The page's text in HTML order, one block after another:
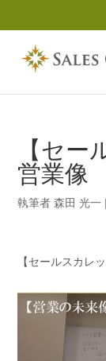
【セ
営業像
執筆者森田 光一 |
【セールスカレ